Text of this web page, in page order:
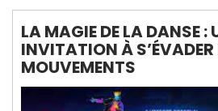
LA MAGIE DE LA DANSE :
INVITATION À S’ÉVADER
MOUVEMENTS